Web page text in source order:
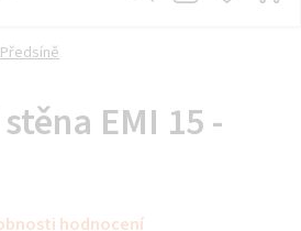
Předsíně
EMI 15 -
hodnocení